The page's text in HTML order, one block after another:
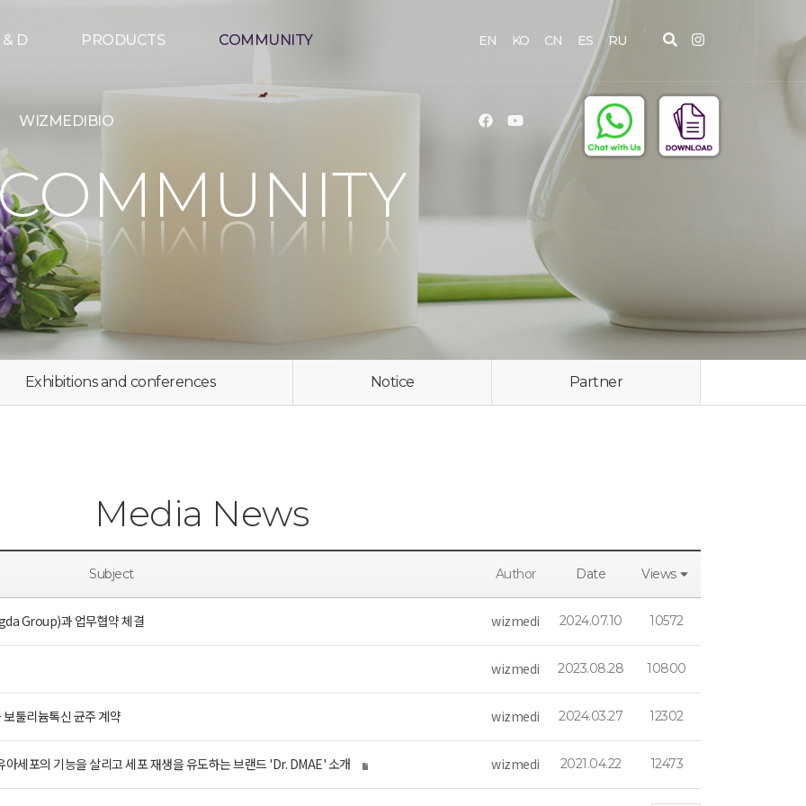
& D PRODUCTS COMMUNITY
WIZMEDIBIO
EN KO CN ES RU
Exhibitions and conferences Notice Partner
Media News
Subject Author Date Views
Group)과 업무협약 체결 wizmedi 2024.07.10 10572
wizmedi 2023.08.28 10800
툴리늄톡신 균주 계약 wizmedi 2024.03.27 12302
세포의 기능을 살리고 세포 재생을 유도하는 브랜드 'Dr. DMAE' 소개 wizmedi 2021.04.22 12473